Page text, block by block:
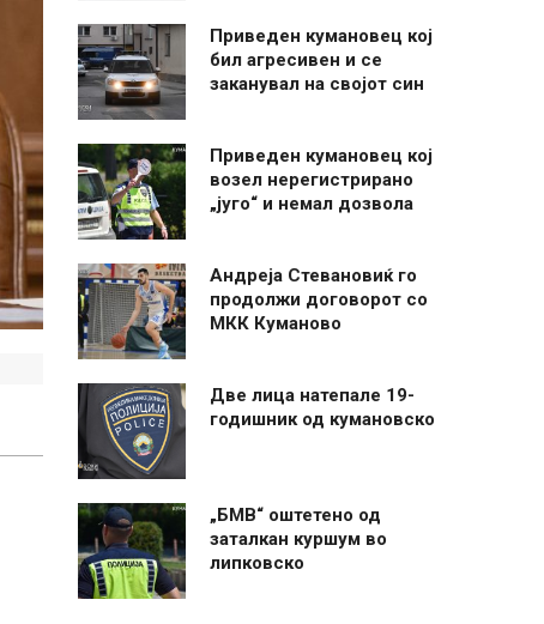
Приведен кумановец кој
бил агресивен и се
заканувал на својот син
Приведен кумановец кој
возел нерегистрирано
„југо“ и немал дозвола
Андреја Стевановиќ го
продолжи договорот со
МКК Куманово
Две лица натепале 19-
годишник од кумановско
„БМВ“ оштетено од
заталкан куршум во
липковско